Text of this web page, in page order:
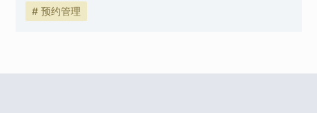
# 预约管理